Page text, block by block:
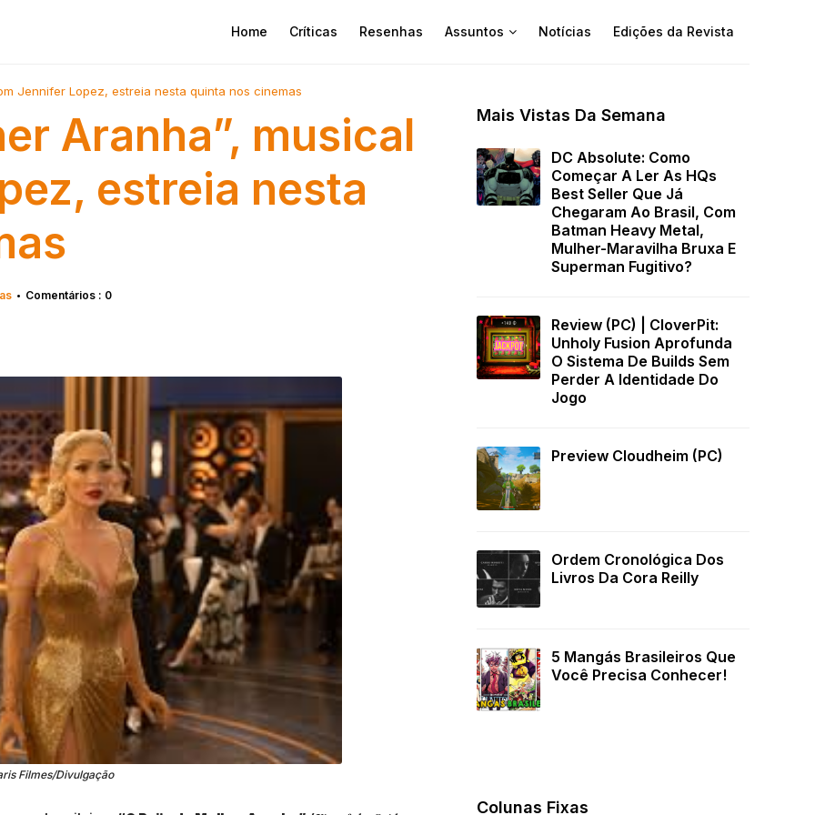
Home Críticas Resenhas Assuntos Notícias Edições da Revista
Jennifer Lopez, estreia nesta quinta nos cinemas
Aranha”, musical
estreia nesta
• Comentários : 0
Filmes/Divulgação
Mais Vistas Da Semana
DC Absolute: Como
Começar A Ler As HQs
Best Seller Que Já
Chegaram Ao Brasil, Com
Batman Heavy Metal,
Mulher-Maravilha Bruxa E
Superman Fugitivo?
Review (PC) | CloverPit:
Unholy Fusion Aprofunda
O Sistema De Builds Sem
Perder A Identidade Do
Jogo
Preview Cloudheim (PC)
Ordem Cronológica Dos
Livros Da Cora Reilly
5 Mangás Brasileiros Que
Você Precisa Conhecer!
Colunas Fixas